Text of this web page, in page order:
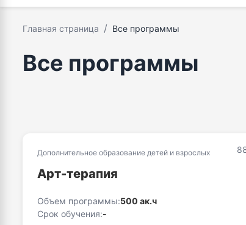
Главная страница / Все программы
Все программы
Дополнительное образование детей и взрослых
Арт-терапия
Объем программы:500 ак.ч
Срок обучения:-